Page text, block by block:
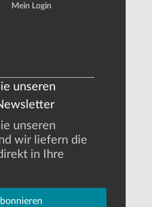
Mein Login
unseren
unseren
wir liefern die
in Ihre